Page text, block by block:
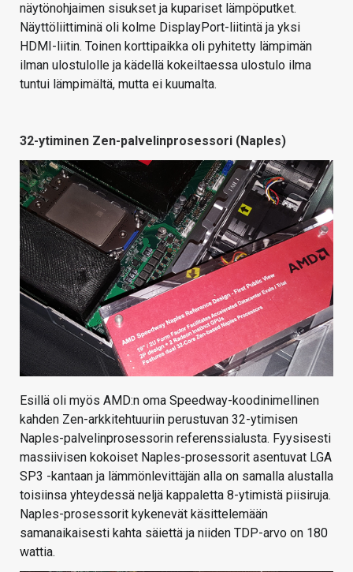
näytönohjaimen sisukset ja kupariset lämpöputket.
Näyttöliittiminä oli kolme DisplayPort-liitintä ja yksi
HDMI-liitin. Toinen korttipaikka oli pyhitetty lämpimän
ilman ulostulolle ja kädellä kokeiltaessa ulostulo ilma
tuntui lämpimältä, mutta ei kuumalta.
32-ytiminen Zen-palvelinprosessori (Naples)
Esillä oli myös AMD:n oma Speedway-koodinimellinen
kahden Zen-arkkitehtuuriin perustuvan 32-ytimisen
Naples-palvelinprosessorin referenssialusta. Fyysisesti
massiivisen kokoiset Naples-prosessorit asentuvat LGA
SP3 -kantaan ja lämmönlevittäjän alla on samalla alustalla
toisiinsa yhteydessä neljä kappaletta 8-ytimistä piisiruja.
Naples-prosessorit kykenevät käsittelemään
samanaikaisesti kahta säiettä ja niiden TDP-arvo on 180
wattia.